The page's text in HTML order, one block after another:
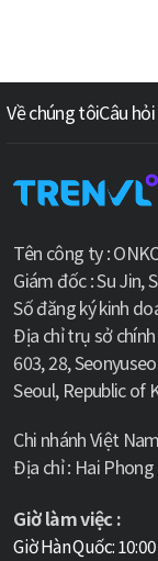
Về chúng tôiCâu
Tên công ty :
Giám đốc : Su Jin,
Số đăng ký kinh
Địa chỉ trụ sở chính
603, 28,
Seoul, Republic of
Chi nhánh Việt
Địa chỉ : Hai
Giờ làm việc :
Giờ Hàn Quốc: